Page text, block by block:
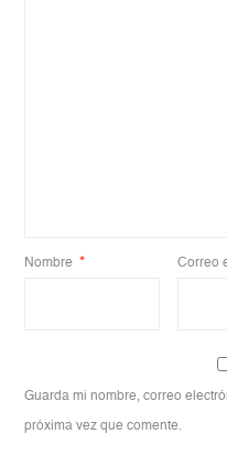
Nombre * Correo
Guarda mi nombre, correo
próxima vez que comente.